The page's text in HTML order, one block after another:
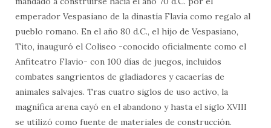
emperador Vespasiano de la dinastía Flavia como regalo al
pueblo romano. En el año 80 d.C., el hijo de Vespasiano,
Tito, inauguró el Coliseo -conocido oficialmente como el
Anfiteatro Flavio- con 100 días de juegos, incluidos
combates sangrientos de gladiadores y cacaerías de
animales salvajes. Tras cuatro siglos de uso activo, la
magnífica arena cayó en el abandono y hasta el siglo XVIII
se utilizó como fuente de materiales de construcción.